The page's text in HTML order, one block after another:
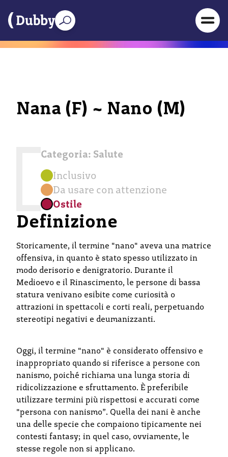
Nana (F) ~ Nano (M)
Categoria: Salute
Inclusivo
Da usare con attenzione
Ostile
Definizione
Storicamente, il termine "nano" aveva una matrice
offensiva, in quanto è stato spesso utilizzato in
modo derisorio e denigratorio. Durante il
Medioevo e il Rinascimento, le persone di bassa
statura venivano esibite come curiosità o
attrazioni in spettacoli e corti reali, perpetuando
stereotipi negativi e deumanizzanti.
Oggi, il termine "nano" è considerato offensivo e
inappropriato quando si riferisce a persone con
nanismo, poiché richiama una lunga storia di
ridicolizzazione e sfruttamento. È preferibile
utilizzare termini più rispettosi e accurati come
"persona con nanismo”. Quella dei nani è anche
una delle specie che compaiono tipicamente nei
contesti fantasy; in quel caso, ovviamente, le
stesse regole non si applicano.